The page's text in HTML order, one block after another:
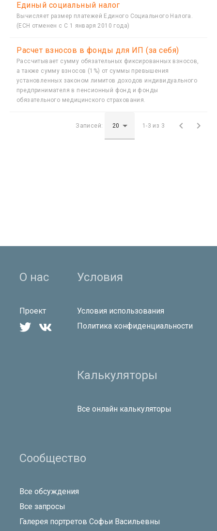
Единый социальный налог
Вычисляет размер платежей Единого Социального Налога.
(ЕСН отменен с С 1 января 2010 года)
Расчет взносов в фонды для ИП (за себя)
Рассчитывает сумму обязательных фиксированных взносов,
а также сумму взносов (1%) от суммы превышения
установленных законом лимитов доходов индивидуального
предпринимателя в пенсионный фонд и фонды
обязательного медицинского страхования.
Записей: 1-3 из 3  
О нас
Проект
 
Условия
Условия использования
Политика конфиденциальности
Калькуляторы
Все онлайн калькуляторы
Сообщество
Все обсуждения
Все запросы
Галерея портретов Софьи Васильевны